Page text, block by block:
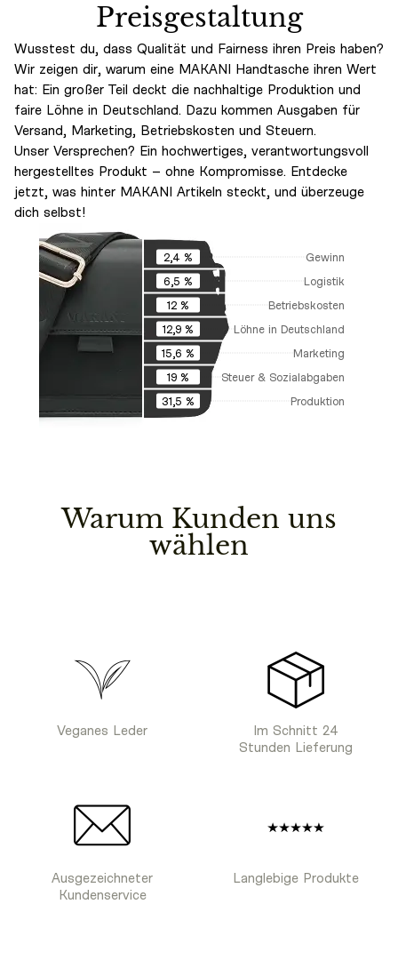
Preisgestaltung
Wusstest du, dass Qualität und Fairness ihren Preis haben?
Wir zeigen dir, warum eine MAKANI Handtasche ihren Wert
hat: Ein großer Teil deckt die nachhaltige Produktion und
faire Löhne in Deutschland. Dazu kommen Ausgaben für
Versand, Marketing, Betriebskosten und Steuern.
Unser Versprechen? Ein hochwertiges, verantwortungsvoll
hergestelltes Produkt – ohne Kompromisse. Entdecke
jetzt, was hinter MAKANI Artikeln steckt, und überzeuge
dich selbst!
2,4 %
Gewinn
6,5 %
Logistik
12 %
Betriebskosten
12,9 %
Löhne in Deutschland
15,6 %
Marketing
19 %
Steuer & Sozialabgaben
31,5 %
Produktion
Warum Kunden uns
wählen
Veganes Leder
Im Schnitt 24
Stunden Lieferung
Ausgezeichneter
Kundenservice
Langlebige Produkte